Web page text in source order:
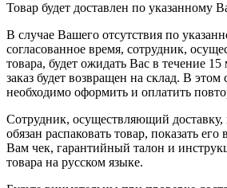
Товар будет доставлен по указанному
В случае Вашего отсутствия по
согласованное время, сотрудник,
товара, будет ожидать Вас в течение
заказ будет возвращен на склад. В этом
необходимо оформить и оплатить
Сотрудник, осуществляющий
обязан распаковать товар, показать
Вам чек, гарантийный талон и
товара на русском языке.